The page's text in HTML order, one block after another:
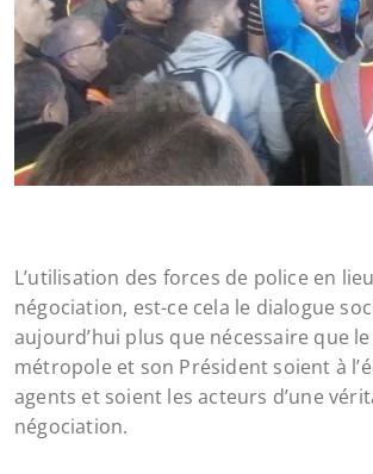
L’utilisation des forces de police en
négociation, est-ce cela le dialogue
aujourd’hui plus que nécessaire que
métropole et son Président soient à
agents et soient les acteurs d’une
négociation.